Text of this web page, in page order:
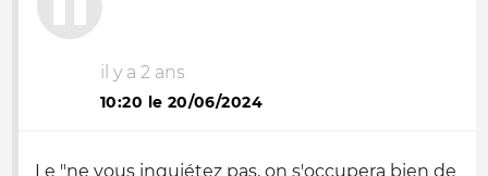
il y a 2 ans
10:20 le 20/06/2024
Le "ne vous inquiétez pas, on s'occupera bien de